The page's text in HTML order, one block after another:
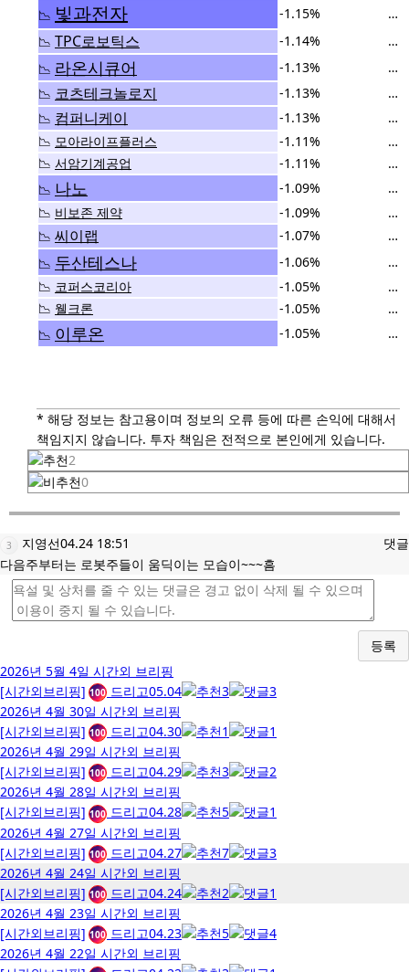
📉 빛과전자 -1.15%
…
📉 TPC로보틱스 -1.14%
…
📉 라온시큐어 -1.13%
…
📉 코츠테크놀로지 -1.13%
…
📉 컴퍼니케이 -1.13%
…
📉 모아라이프플러스 -1.11%
…
📉 서암기계공업 -1.11%
…
📉 나노 -1.09%
…
📉 비보존 제약 -1.09%
…
📉 씨이랩 -1.07%
…
📉 두산테스나 -1.06%
…
📉 코퍼스코리아 -1.05%
…
📉 웰크론 -1.05%
…
📉 이루온 -1.05% …
* 해당 정보는 참고용이며 정보의 오류 등에 따른 손익에 대해서
책임지지 않습니다. 투자 책임은 전적으로 본인에게 있습니다.
2
0
3 지영선04.24 18:51
댓글
다음주부터는 로봇주들이 움딕이는 모습이~~~흠
등록
2026년 5월 4일 시간외 브리핑
[시간외브리핑] 100 드리고05.04 3
3
2026년 4월 30일 시간외 브리핑
[시간외브리핑] 100 드리고04.30 1
1
2026년 4월 29일 시간외 브리핑
[시간외브리핑] 100 드리고04.29 3
2
2026년 4월 28일 시간외 브리핑
[시간외브리핑] 100 드리고04.28 5
1
2026년 4월 27일 시간외 브리핑
[시간외브리핑] 100 드리고04.27 7
3
2026년 4월 24일 시간외 브리핑
[시간외브리핑] 100 드리고04.24 2
1
2026년 4월 23일 시간외 브리핑
[시간외브리핑] 100 드리고04.23 5
4
2026년 4월 22일 시간외 브리핑